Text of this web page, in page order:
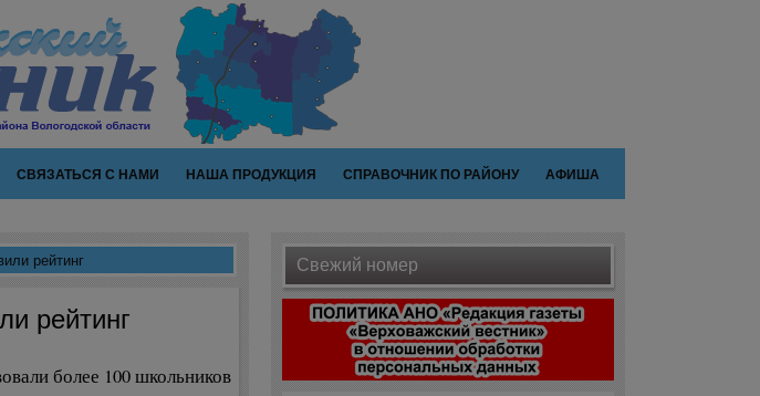
СВЯЗАТЬСЯ С НАМИ НАША ПРОДУКЦИЯ СПРАВОЧНИК ПО РАЙОНУ АФИША
рейтинг
рейтинг
более 100 школьников
Свежий номер